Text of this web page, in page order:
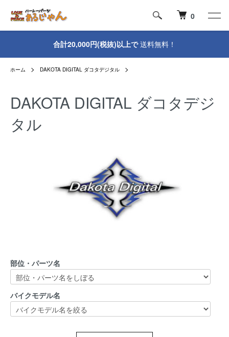
0
合計20,000円(税抜)以上で送料無料！
ホーム DAKOTA DIGITAL ダコタデジタル
DAKOTA DIGITAL ダコタデジ
タル
部位・パーツ名
バイクモデル名